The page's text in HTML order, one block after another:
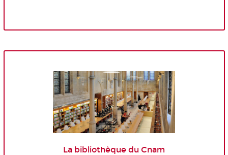
La bibliothèque du Cnam